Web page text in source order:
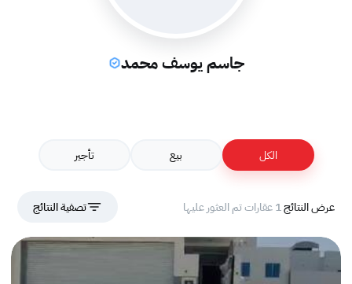
جاسم يوسف محمد
الكل بيع تأجير
عرض النتائج1 عقارات تم العثور عليها تصفية النتائج